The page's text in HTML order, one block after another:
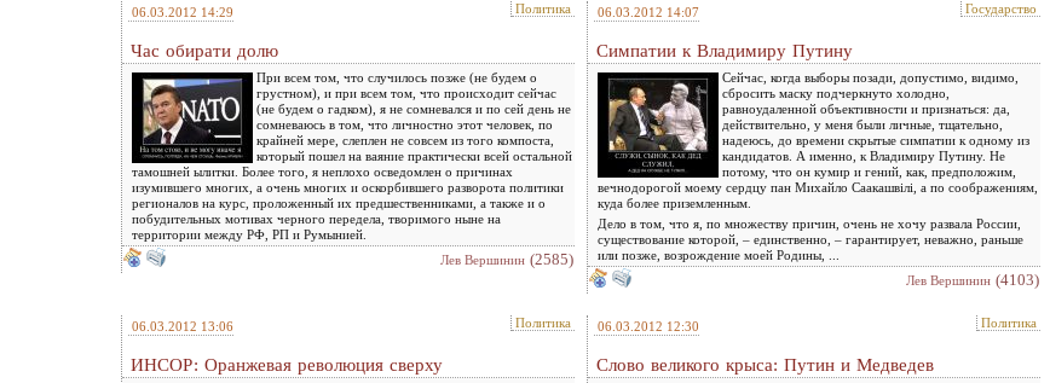
06.03.2012 14:29 Политика
Час обирати долю
При всем том, что случилось позже (не будем о
грустном), и при всем том, что происходит сейчас
(не будем о гадком), я не сомневался и по сей день не
сомневаюсь в том, что личностно этот человек, по
крайней мере, слеплен не совсем из того компоста,
который пошел на ваяние практически всей остальной
тамошней ылитки. Более того, я неплохо осведомлен о причинах
изумившего многих, а очень многих и оскорбившего разворота политики
регионалов на курс, проложенный их предшественниками, а также и о
побудительных мотивах черного передела, творимого ныне на
территории между РФ, РП и Румынией.
Лев Вершинин (2585)
06.03.2012 14:07 Государство
Симпатии к Владимиру Путину
Сейчас, когда выборы позади, допустимо, видимо,
сбросить маску подчеркнуто холодно,
равноудаленной объективности и признаться: да,
действительно, у меня были личные, тщательно,
надеюсь, до времени скрытые симпатии к одному из
кандидатов. А именно, к Владимиру Путину. Не
потому, что он кумир и гений, как, предположим,
вечнодорогой моему сердцу пан Михайло Саакашвiлi, а по соображениям,
куда более приземленным.
Дело в том, что я, по множеству причин, очень не хочу развала России,
существование которой, – единственно, – гарантирует, неважно, раньше
или позже, возрождение моей Родины, ...
Лев Вершинин (4103)
06.03.2012 13:06 Политика
ИНСОР: Оранжевая революция сверху
06.03.2012 12:30 Политика
Слово великого крыса: Путин и Медведев